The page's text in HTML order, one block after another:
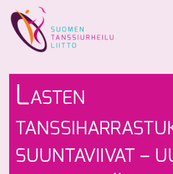
content
LASTEN
SUUNTAVIIVAT –